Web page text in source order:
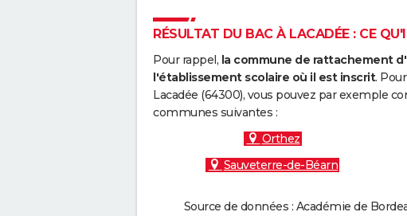
RÉSULTAT DU BAC À LACADÉE : CE
Pour rappel, la commune de rattachement
l'établissement scolaire où il est inscrit.
Lacadée (64300), vous pouvez par exemple
communes suivantes :
Orthez
Sauveterre-de-Béarn
Source de données : Académie de